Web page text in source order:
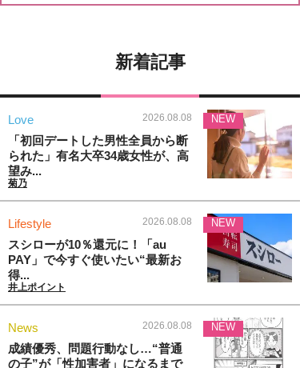
新着記事
Love 2026.08.08
「初回デートした男性全員から断
られた」有名大卒34歳女性が、高
望み...
菊乃
NEW
Lifestyle 2026.08.08
スシローが10％還元に！「au
PAY」で今すぐ使いたい“最新お
得...
井上ポイント
NEW
News 2026.08.08
成績優秀、問題行動なし…“普通
の子”が「性加害者」になるまで
NEW